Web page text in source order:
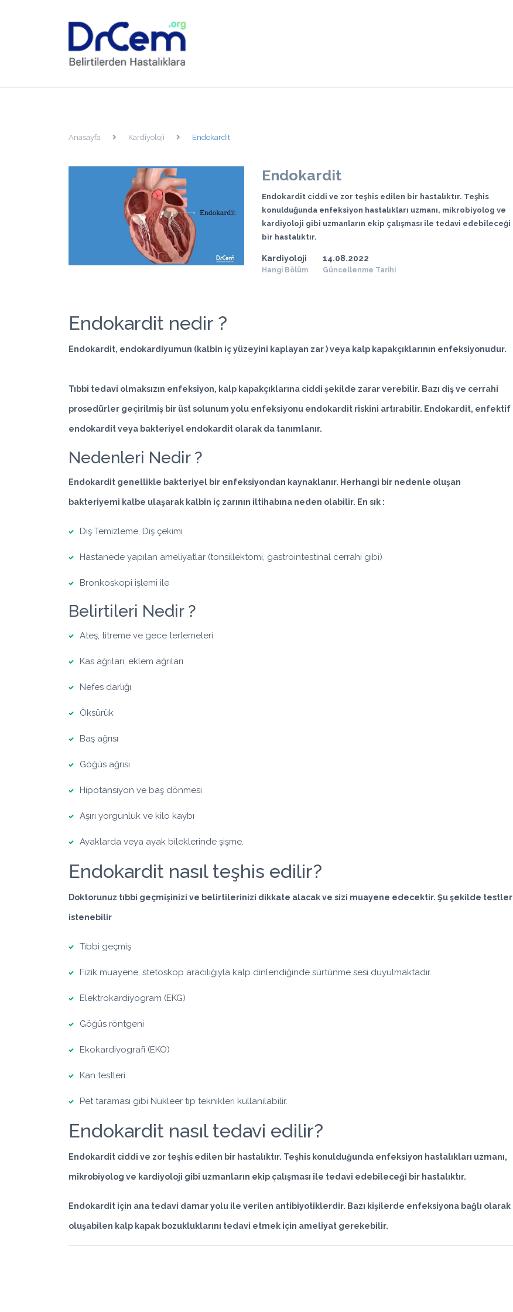
Anasayfa Kardiyoloji Endokardit
Endokardit
Endokardit ciddi ve zor teşhis edilen bir hastalıktır. Teşhis
konulduğunda enfeksiyon hastalıkları uzmanı, mikrobiyolog ve
kardiyoloji gibi uzmanların ekip çalışması ile tedavi edebileceği
bir hastalıktır.
Kardiyoloji
Hangi Bölüm
14.08.2022
Güncellenme Tarihi
Endokardit nedir ?
Endokardit, endokardiyumun (kalbin iç yüzeyini kaplayan zar ) veya kalp kapakçıklarının enfeksiyonudur.
Tıbbi tedavi olmaksızın enfeksiyon, kalp kapakçıklarına ciddi şekilde zarar verebilir. Bazı diş ve cerrahi
prosedürler geçirilmiş bir üst solunum yolu enfeksiyonu endokardit riskini artırabilir. Endokardit, enfektif
endokardit veya bakteriyel endokardit olarak da tanımlanır.
Nedenleri Nedir ?
Endokardit genellikle bakteriyel bir enfeksiyondan kaynaklanır. Herhangi bir nedenle oluşan
bakteriyemi kalbe ulaşarak kalbin iç zarının iltihabına neden olabilir. En sık :
Diş Temizleme, Diş çekimi
Hastanede yapılan ameliyatlar (tonsillektomi, gastrointestinal cerrahi gibi)
Bronkoskopi işlemi ile
Belirtileri Nedir ?
Ateş, titreme ve gece terlemeleri
Kas ağrıları, eklem ağrıları
Nefes darlığı
Öksürük
Baş ağrısı
Göğüs ağrısı
Hipotansiyon ve baş dönmesi
Aşırı yorgunluk ve kilo kaybı
Ayaklarda veya ayak bileklerinde şişme.
Endokardit nasıl teşhis edilir?
Doktorunuz tıbbi geçmişinizi ve belirtilerinizi dikkate alacak ve sizi muayene edecektir. Şu şekilde testler
istenebilir
Tıbbi geçmiş
Fizik muayene, stetoskop aracılığıyla kalp dinlendiğinde sürtünme sesi duyulmaktadır.
Elektrokardiyogram (EKG)
Göğüs röntgeni
Ekokardiyografi (EKO)
Kan testleri
Pet taraması gibi Nükleer tıp teknikleri kullanılabilir.
Endokardit nasıl tedavi edilir?
Endokardit ciddi ve zor teşhis edilen bir hastalıktır. Teşhis konulduğunda enfeksiyon hastalıkları uzmanı,
mikrobiyolog ve kardiyoloji gibi uzmanların ekip çalışması ile tedavi edebileceği bir hastalıktır.
Endokardit için ana tedavi damar yolu ile verilen antibiyotiklerdir. Bazı kişilerde enfeksiyona bağlı olarak
oluşabilen kalp kapak bozukluklarını tedavi etmek için ameliyat gerekebilir.